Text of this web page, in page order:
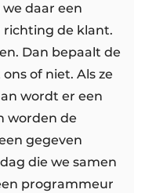
daar een
de klant.
Dan bepaalt de
of niet. Als ze
wordt er een
worden de
gegeven
die we samen
programmeur